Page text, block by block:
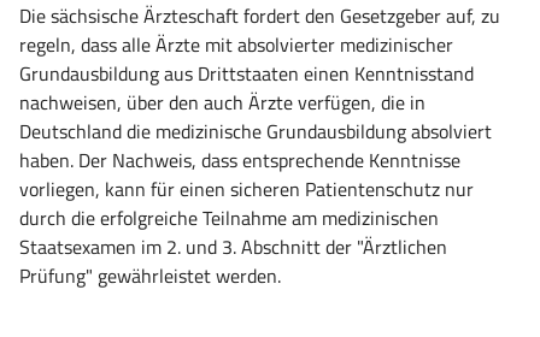
Die sächsische Ärzteschaft fordert den Gesetzgeber auf, zu
regeln, dass alle Ärzte mit absolvierter medizinischer
Grundausbildung aus Drittstaaten einen Kenntnisstand
nachweisen, über den auch Ärzte verfügen, die in
Deutschland die medizinische Grundausbildung absolviert
haben. Der Nachweis, dass entsprechende Kenntnisse
vorliegen, kann für einen sicheren Patientenschutz nur
durch die erfolgreiche Teilnahme am medizinischen
Staatsexamen im 2. und 3. Abschnitt der "Ärztlichen
Prüfung" gewährleistet werden.